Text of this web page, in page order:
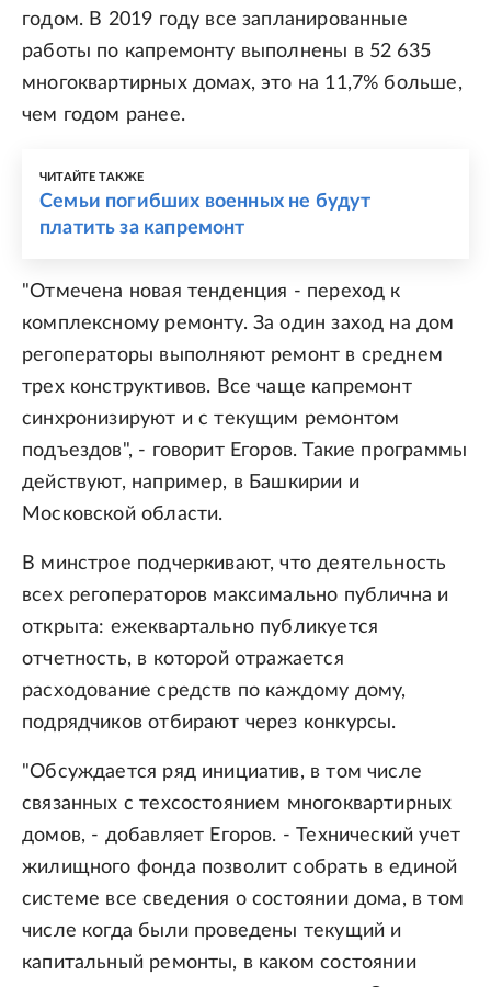
годом. В 2019 году все запланированные
работы по капремонту выполнены в 52 635
многоквартирных домах, это на 11,7% больше,
чем годом ранее.
ЧИТАЙТЕ ТАКЖЕ
Семьи погибших военных не будут
платить за капремонт
"Отмечена новая тенденция - переход к
комплексному ремонту. За один заход на дом
регоператоры выполняют ремонт в среднем
трех конструктивов. Все чаще капремонт
синхронизируют и с текущим ремонтом
подъездов", - говорит Егоров. Такие программы
действуют, например, в Башкирии и
Московской области.
В минстрое подчеркивают, что деятельность
всех регоператоров максимально публична и
открыта: ежеквартально публикуется
отчетность, в которой отражается
расходование средств по каждому дому,
подрядчиков отбирают через конкурсы.
"Обсуждается ряд инициатив, в том числе
связанных с техсостоянием многоквартирных
домов, - добавляет Егоров. - Технический учет
жилищного фонда позволит собрать в единой
системе все сведения о состоянии дома, в том
числе когда были проведены текущий и
капитальный ремонты, в каком состоянии